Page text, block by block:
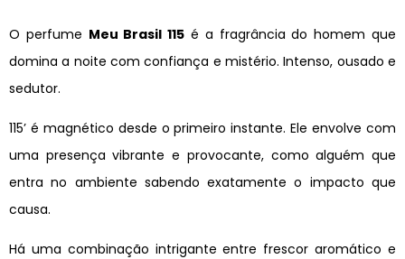
O perfume Meu Brasil 115 é a fragrância do homem que
domina a noite com confiança e mistério. Intenso, ousado e
sedutor.
115’ é magnético desde o primeiro instante. Ele envolve com
uma presença vibrante e provocante, como alguém que
entra no ambiente sabendo exatamente o impacto que
causa.
Há uma combinação intrigante entre frescor aromático e